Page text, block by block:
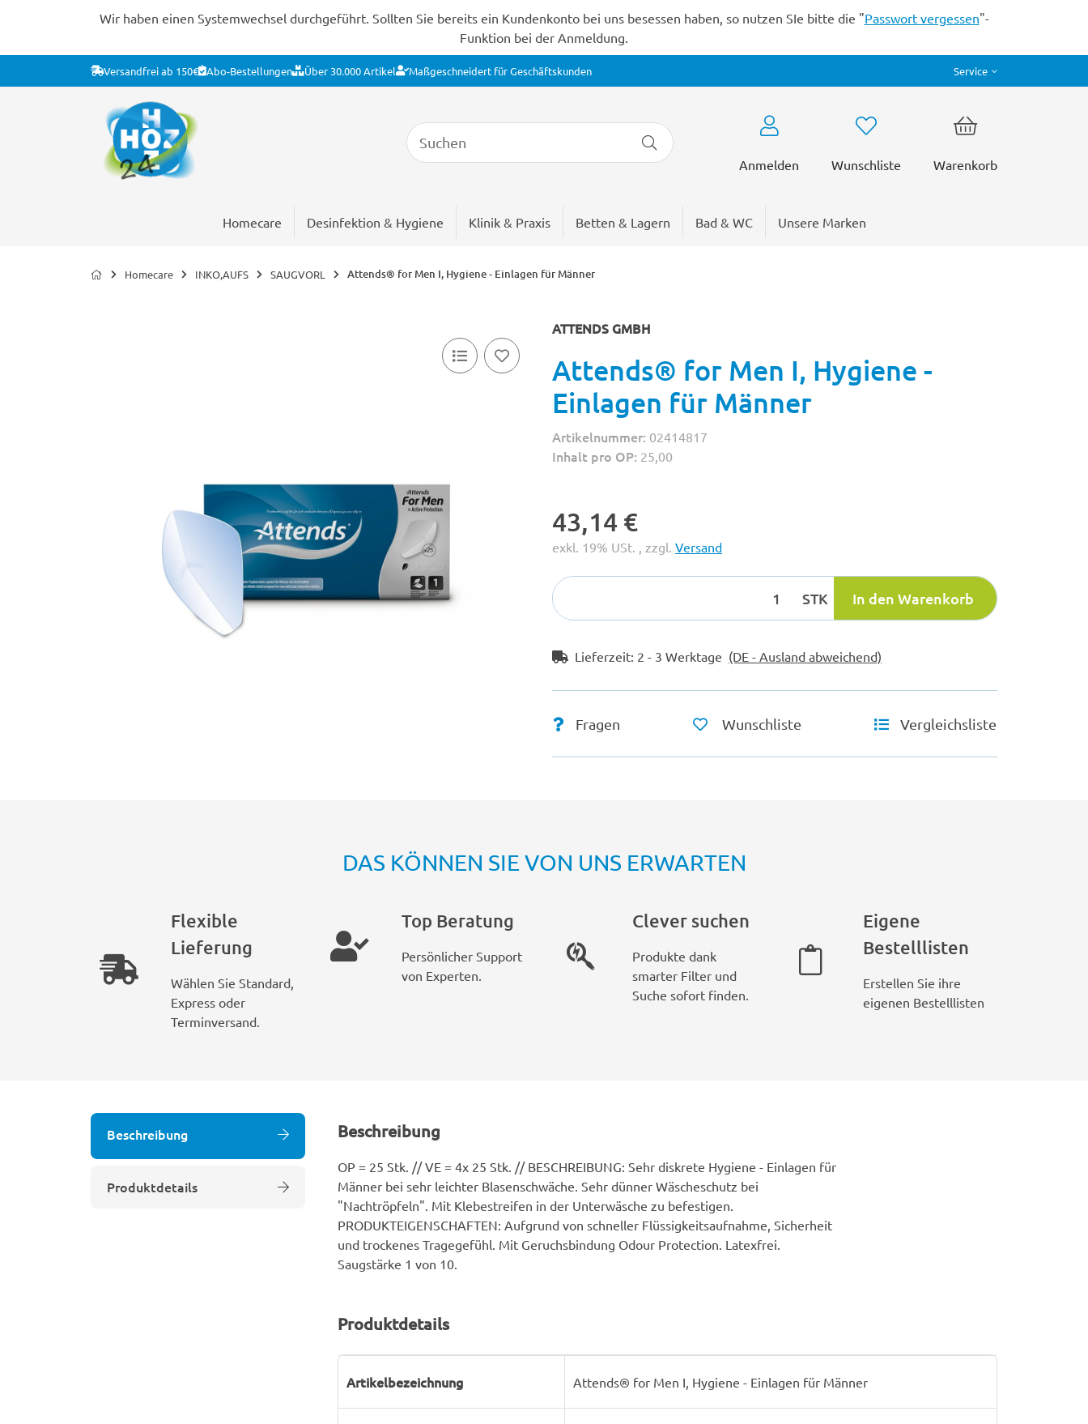
Wir haben einen Systemwechsel durchgeführt. Sollten Sie bereits ein Kundenkonto bei uns besessen haben, so nutzen SIe bitte die "Passwort vergessen"-
Funktion bei der Anmeldung.
Versandfrei ab 150€ Abo-Bestellungen Über 30.000 Artikel Maßgeschneidert für Geschäftskunden Service
Anmelden Wunschliste Warenkorb
Homecare Desinfektion & Hygiene Klinik & Praxis Betten & Lagern Bad & WC Unsere Marken
Homecare INKO,AUFS SAUGVORL Attends® for Men I, Hygiene - Einlagen für Männer
ATTENDS GMBH
Attends® for Men I, Hygiene -
Einlagen für Männer
Artikelnummer: 02414817
Inhalt pro OP: 25,00
43,14 €
exkl. 19% USt. , zzgl. Versand
STK In den Warenkorb
Lieferzeit: 2 - 3 Werktage (DE - Ausland abweichend)
Fragen Wunschliste Vergleichsliste
DAS KÖNNEN SIE VON UNS ERWARTEN
Flexible
Lieferung
Wählen Sie Standard,
Express oder
Terminversand.
Top Beratung
Persönlicher Support
von Experten.
Clever suchen
Produkte dank
smarter Filter und
Suche sofort finden.
Eigene
Bestelllisten
Erstellen Sie ihre
eigenen Bestelllisten
Beschreibung
Produktdetails
Beschreibung
OP = 25 Stk. // VE = 4x 25 Stk. // BESCHREIBUNG: Sehr diskrete Hygiene - Einlagen für
Männer bei sehr leichter Blasenschwäche. Sehr dünner Wäscheschutz bei
"Nachtröpfeln". Mit Klebestreifen in der Unterwäsche zu befestigen.
PRODUKTEIGENSCHAFTEN: Aufgrund von schneller Flüssigkeitsaufnahme, Sicherheit
und trockenes Tragegefühl. Mit Geruchsbindung Odour Protection. Latexfrei.
Saugstärke 1 von 10.
Produktdetails
Artikelbezeichnung Attends® for Men I, Hygiene - Einlagen für Männer